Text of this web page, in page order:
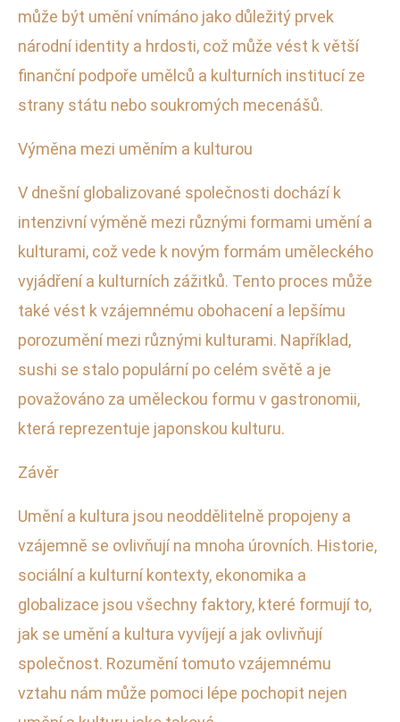
může být umění vnímáno jako důležitý prvek
národní identity a hrdosti, což může vést k větší
finanční podpoře umělců a kulturních institucí ze
strany státu nebo soukromých mecenášů.
Výměna mezi uměním a kulturou
V dnešní globalizované společnosti dochází k
intenzivní výměně mezi různými formami umění a
kulturami, což vede k novým formám uměleckého
vyjádření a kulturních zážitků. Tento proces může
také vést k vzájemnému obohacení a lepšímu
porozumění mezi různými kulturami. Například,
sushi se stalo populární po celém světě a je
považováno za uměleckou formu v gastronomii,
která reprezentuje japonskou kulturu.
Závěr
Umění a kultura jsou neoddělitelně propojeny a
vzájemně se ovlivňují na mnoha úrovních. Historie,
sociální a kulturní kontexty, ekonomika a
globalizace jsou všechny faktory, které formují to,
jak se umění a kultura vyvíjejí a jak ovlivňují
společnost. Rozumění tomuto vzájemnému
vztahu nám může pomoci lépe pochopit nejen